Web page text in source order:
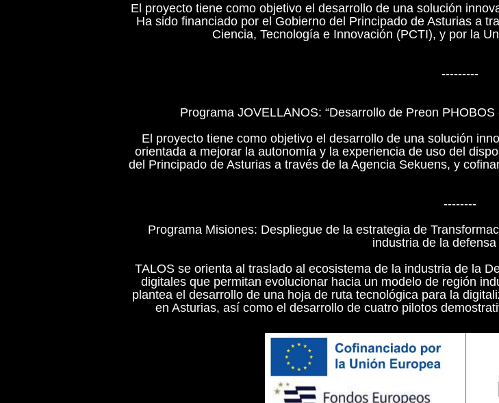
El proyecto tiene como objetivo el desarrollo de una solución
Ha sido financiado por el Gobierno del Principado de Asturias a
Ciencia, Tecnología e Innovación (PCTI), y por la
---------
Programa JOVELLANOS: “Desarrollo de Preon
El proyecto tiene como objetivo el desarrollo de una solución
orientada a mejorar la autonomía y la experiencia de uso del
del Principado de Asturias a través de la Agencia Sekuens, y
--------
Programa Misiones: Despliegue de la estrategia de
industria de la defensa
TALOS se orienta al traslado al ecosistema de la industria de la
digitales que permitan evolucionar hacia un modelo de región
plantea el desarrollo de una hoja de ruta tecnológica para la
en Asturias, así como el desarrollo de cuatro pilotos